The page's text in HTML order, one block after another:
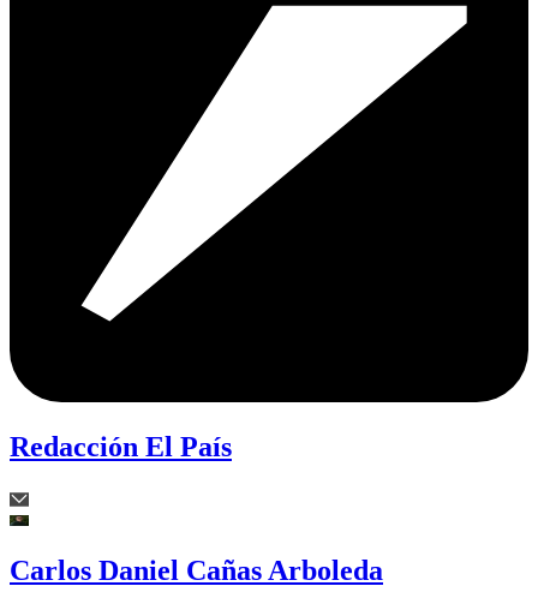
Redacción El País
Carlos Daniel Cañas Arboleda